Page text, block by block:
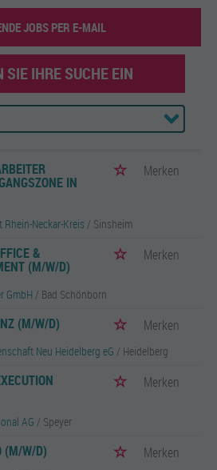
JOBS PER E-MAIL
SIE IHRE SUCHE EIN
IN
Merken
Rhein-Neckar-Kreis / Sinsheim
&
(M/W/D)
Merken
GmbH / Bad Schönborn
(M/W/D) Merken
Neu Heidelberg eG / Heidelberg
Merken
AG / Speyer
(M/W/D) Merken